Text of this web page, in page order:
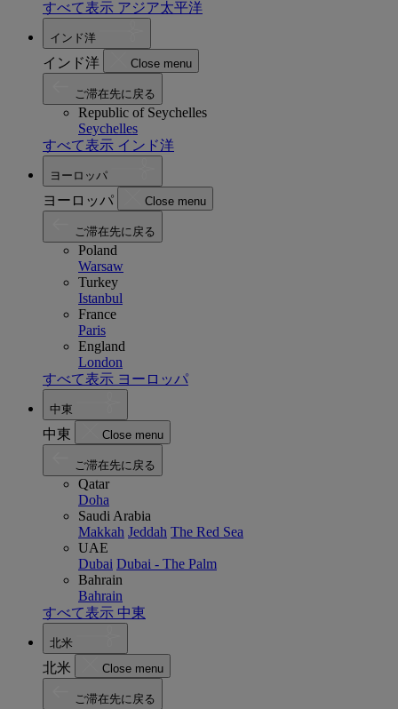
すべて表示 アジア太平洋
インド洋
インド洋 Close menu
ご滞在先に戻る
Republic of Seychelles
Seychelles
すべて表示 インド洋
ヨーロッパ
ヨーロッパ Close menu
ご滞在先に戻る
Poland
Warsaw
Turkey
Istanbul
France
Paris
England
London
すべて表示 ヨーロッパ
中東
中東 Close menu
ご滞在先に戻る
Qatar
Doha
Saudi Arabia
Makkah Jeddah The Red Sea
UAE
Dubai Dubai - The Palm
Bahrain
Bahrain
すべて表示 中東
北米
北米 Close menu
ご滞在先に戻る